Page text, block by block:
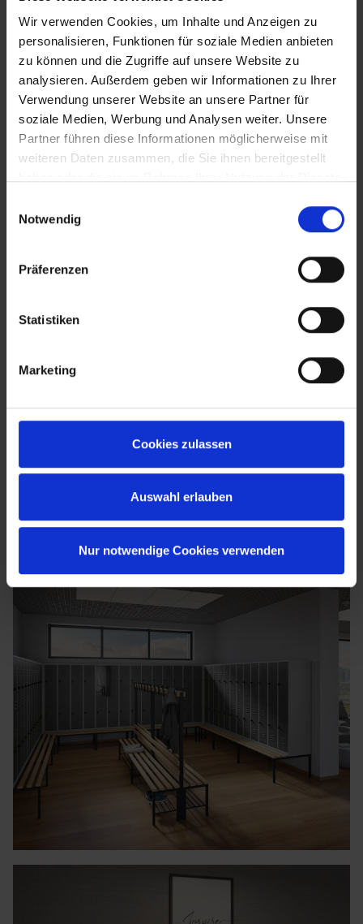
Wir verwenden Cookies, um Inhalte und Anzeigen zu
personalisieren, Funktionen für soziale Medien anbieten
zu können und die Zugriffe auf unsere Website zu
analysieren. Außerdem geben wir Informationen zu Ihrer
Verwendung unserer Website an unsere Partner für
soziale Medien, Werbung und Analysen weiter. Unsere
Partner führen diese Informationen möglicherweise mit
weiteren Daten zusammen, die Sie ihnen bereitgestellt
Notwendig
Präferenzen
Statistiken
Marketing
Cookies zulassen
Auswahl erlauben
Nur notwendige Cookies verwenden